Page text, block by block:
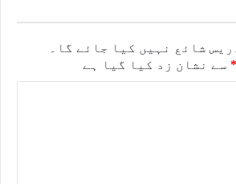
شائع نہیں کیا جائے گا۔
* سے نشان زد کیا گیا ہے